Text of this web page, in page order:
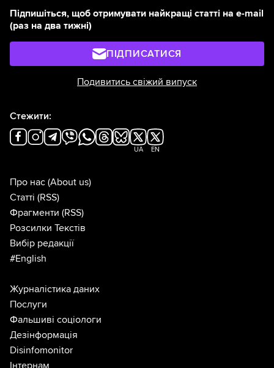
Підпишіться, щоб отримувати найкращі статті на e-mail
(раз на два тижні)
ПІДПИСАТИСЯ
Подивитись свіжий випуск
Стежити:
UA EN
Про нас (About us)
Статті (RSS)
Фрагменти (RSS)
Розсилки Текстів
Вибір редакції
#English
Журналістика даних
Послуги
Фальшиві соціологи
Дезінформація
Disinfomonitor
Інтернам